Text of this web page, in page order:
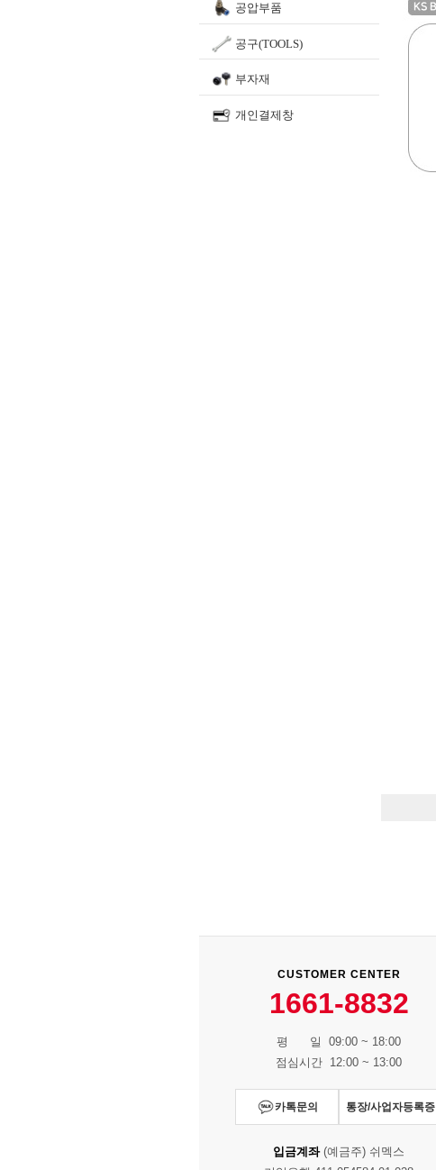
공압부품
공구(TOOLS)
부자재
개인결제창
CUSTOMER CENTER
1661-8832
평 일 09:00 ~ 18:00
점심시간 12:00 ~ 13:00
카톡문의 통장/사업자등록증
입금계좌(예금주) 쉬멕스